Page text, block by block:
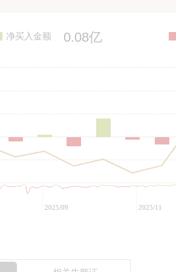
净买入金额 0.08亿
2025/09 2025/11